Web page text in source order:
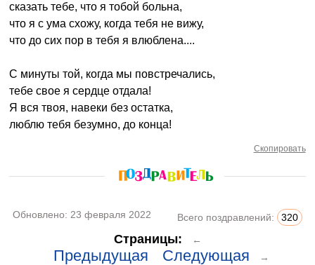
сказать тебе, что я тобой больна,
что я с ума схожу, когда тебя не вижу,
что до сих пор в тебя я влюблена....
С минуты той, когда мы повстречались,
тебе свое я сердце отдала!
Я вся твоя, навеки без остатка,
люблю тебя безумно, до конца!
Скопировать
Обновлено: 23 февраля 2022 Всего поздравлений: 320
Страницы: ←
Предыдущая Следующая →